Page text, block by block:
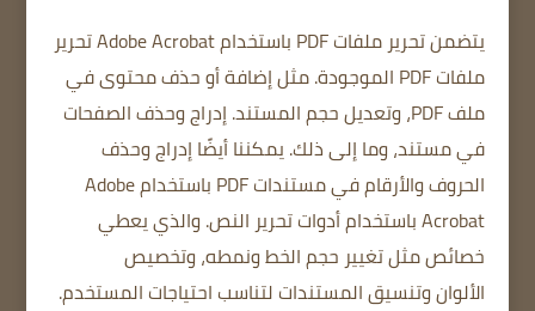
يتضمن تحرير ملفات PDF باستخدام Adobe Acrobat تحرير
ملفات PDF الموجودة.
مثل إضافة أو حذف محتوى في
ملف PDF، وتعديل حجم المستند.
إدراج وحذف الصفحات
في مستند، وما إلى ذلك. يمكننا أيضًا إدراج وحذف
الحروف والأرقام في مستندات PDF باستخدام Adobe
Acrobat باستخدام أدوات تحرير النص.
والذي يعطي
خصائص مثلتغيير حجم الخط ونمطه، وتخصيص
الألوانوتنسيق المستندات لتناسب احتياجات المستخدم.